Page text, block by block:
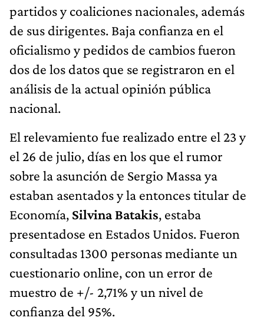
partidos y coaliciones nacionales, además
de sus dirigentes. Baja confianza en el
oficialismo y pedidos de cambios fueron
dos de los datos que se registraron en el
análisis de la actual opinión pública
nacional.
El relevamiento fue realizado entre el 23 y
el 26 de julio, días en los que el rumor
sobre la asunción de Sergio Massa ya
estaban asentados y la entonces titular de
Economía, Silvina Batakis, estaba
presentadose en Estados Unidos. Fueron
consultadas 1300 personas mediante un
cuestionario online, con un error de
muestro de +/- 2,71% y un nivel de
confianza del 95%.